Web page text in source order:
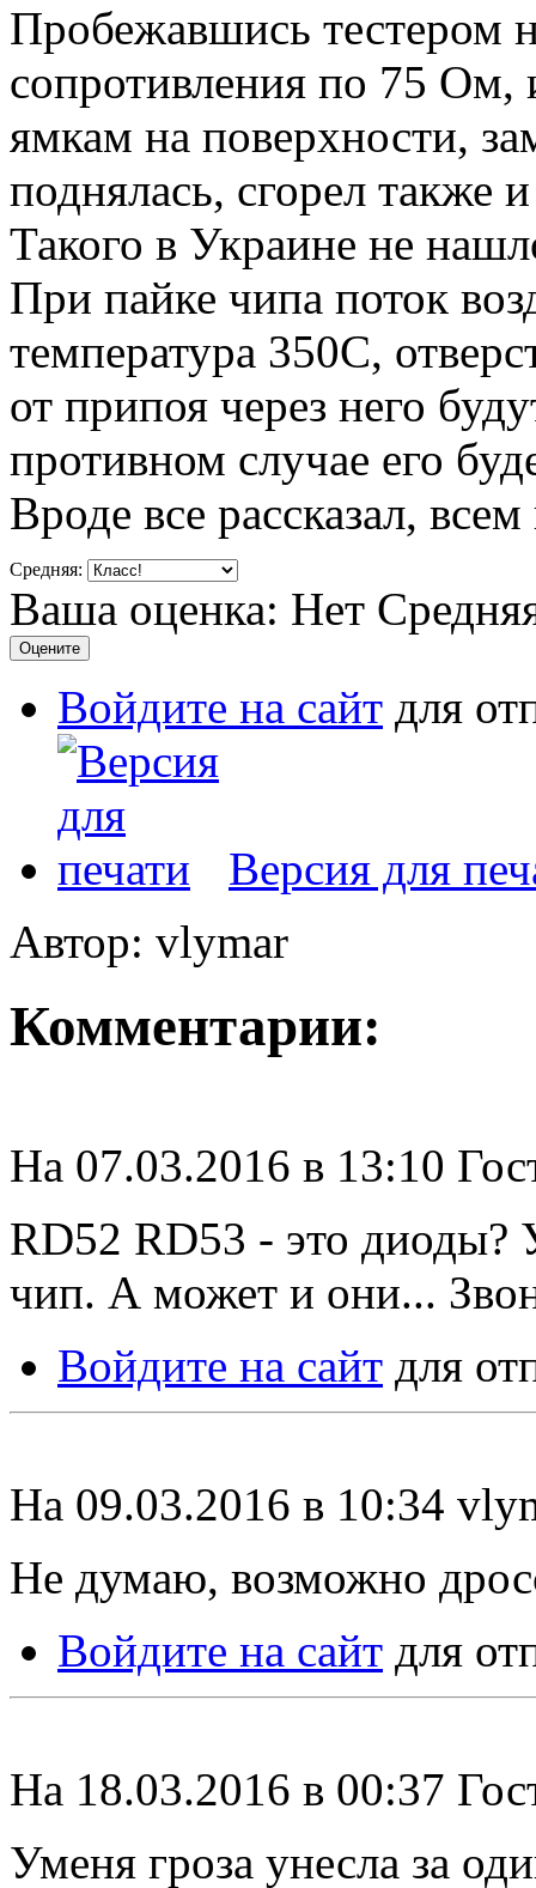
Пробежавшись тестером
сопротивления по 75 Ом,
ямкам на поверхности,
поднялась, сгорел также
Такого в Украине не
При пайке чипа поток
температура 350C,
от припоя через него
противном случае его
Вроде все рассказал,
Средняя:
Ваша оценка: Нет
Войдите на сайт для
Версия для
Автор: vlymar
Комментарии:
На 07.03.2016 в 13:10
RD52 RD53 - это диоды?
чип. А может и они...
Войдите на сайт для
На 09.03.2016 в 10:34
Не думаю, возможно
Войдите на сайт для
На 18.03.2016 в 00:37
Уменя гроза унесла за